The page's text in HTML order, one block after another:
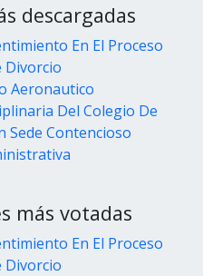
descargadas
En El Proceso
Divorcio
Aeronautico
Del Colegio De
Sede Contencioso
más votadas
En El Proceso
Divorcio